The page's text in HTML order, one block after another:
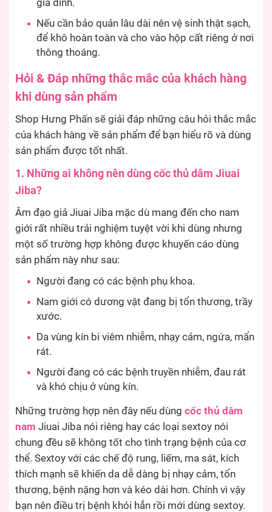
gia đình.
Nếu cần bảo quản lâu dài nên vệ sinh thật sạch,
để khô hoàn toàn và cho vào hộp cất riêng ở nơi
thông thoáng.
Hỏi & Đáp những thắc mắc của khách hàng
khi dùng sản phẩm
Shop Hưng Phấn sẽ giải đáp những câu hỏi thắc mắc
của khách hàng về sản phẩm để bạn hiểu rõ và dùng
sản phẩm được tốt nhất.
1. Những ai không nên dùng cốc thủ dâm Jiuai
Jiba?
Âm đạo giả Jiuai Jiba mặc dù mang đến cho nam
giới rất nhiều trải nghiệm tuyệt vời khi dùng nhưng
một số trường hợp không được khuyến cáo dùng
sản phẩm này như sau:
Người đang có các bệnh phụ khoa.
Nam giới có dương vật đang bị tổn thương, trầy
xước.
Da vùng kín bi viêm nhiễm, nhạy cảm, ngứa, mẩn
rát.
Người đang có các bệnh truyền nhiễm, đau rát
và khó chịu ở vùng kín.
Những trường hợp nên đây nếu dùng cốc thủ dâm
nam Jiuai Jiba nói riêng hay các loại sextoy nói
chung đều sẽ không tốt cho tình trạng bệnh của cơ
thể. Sextoy với các chế độ rung, liếm, ma sát, kích
thích mạnh sẽ khiến da dễ dàng bị nhạy cảm, tổn
thương, bệnh nặng hơn và kéo dài hơn. Chính vì vậy
bạn nên điều trị bệnh khỏi hẳn rồi mới dùng sextoy.